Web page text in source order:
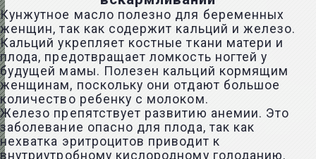
Кунжутное масло полезно для беременных
женщин, так как содержит кальций и железо.
Кальций укрепляет костные ткани матери и
плода, предотвращает ломкость ногтей у
будущей мамы. Полезен кальций кормящим
женщинам, поскольку они отдают большое
количество ребенку с молоком.
Железо препятствует развитию анемии. Это
заболевание опасно для плода, так как
нехватка эритроцитов приводит к
внутриутробному кислородному голоданию.